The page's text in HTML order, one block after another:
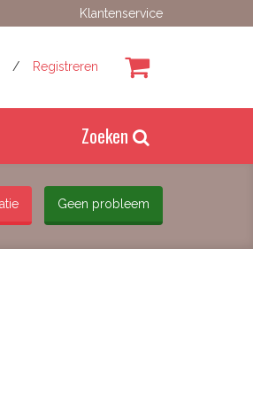
Klantenservice
/ Registreren
Zoeken
Geen probleem